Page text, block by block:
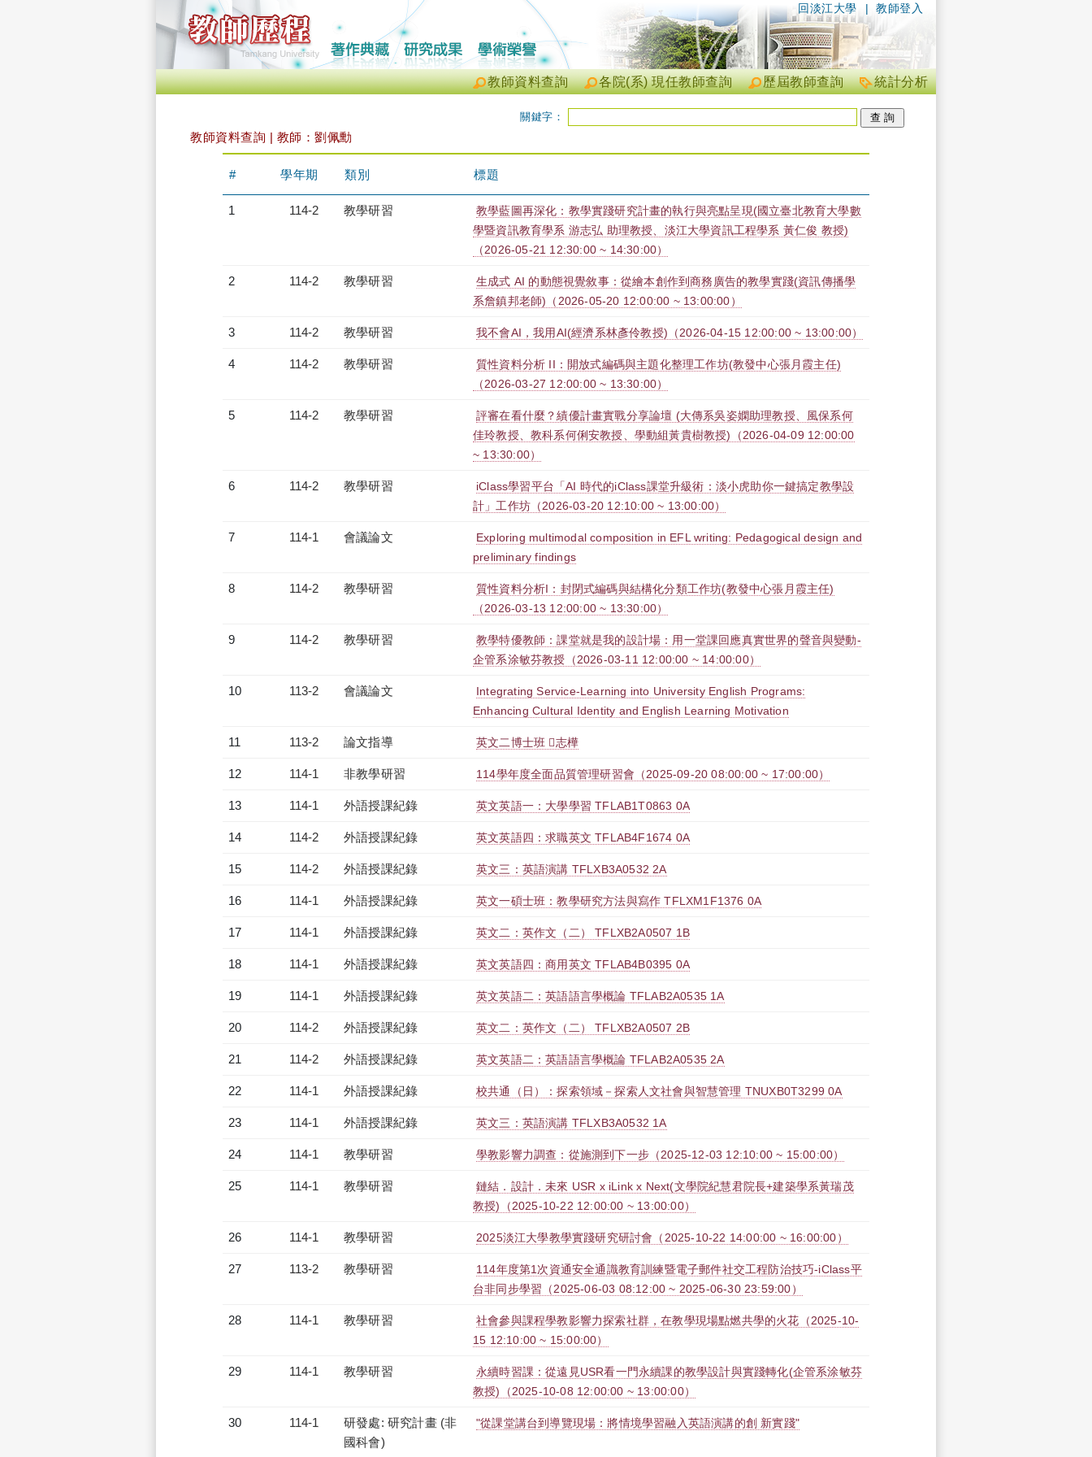
| 教師登入
回淡江大學
統計分析
歷屆教師查詢
各院(系) 現任教師查詢
教師資料查詢
關鍵字：
教師資料查詢 | 教師：劉佩勳
# 學年期 類別 標題
1 114-2 教學研習
教學藍圖再深化：教學實踐研究計畫的執行與亮點呈現(國立臺北教育大學數
學暨資訊教育學系 游志弘 助理教授、淡江大學資訊工程學系 黃仁俊 教授)
（2026-05-21 12:30:00 ~ 14:30:00）
2 114-2 教學研習
生成式 AI 的動態視覺敘事：從繪本創作到商務廣告的教學實踐(資訊傳播學
系詹鎮邦老師)（2026-05-20 12:00:00 ~ 13:00:00）
3 114-2 教學研習 我不會AI，我用AI(經濟系林彥伶教授)（2026-04-15 12:00:00 ~ 13:00:00）
4 114-2 教學研習
質性資料分析 II：開放式編碼與主題化整理工作坊(教發中心張月霞主任)
（2026-03-27 12:00:00 ~ 13:30:00）
5 114-2 教學研習
評審在看什麼？績優計畫實戰分享論壇 (大傳系吳姿嫻助理教授、風保系何
佳玲教授、教科系何俐安教授、學動組黃貴樹教授)（2026-04-09 12:00:00
~ 13:30:00）
6 114-2 教學研習
iClass學習平台「AI 時代的iClass課堂升級術：淡小虎助你一鍵搞定教學設
計」工作坊（2026-03-20 12:10:00 ~ 13:00:00）
7 114-1 會議論文
Exploring multimodal composition in EFL writing: Pedagogical design and
preliminary findings
8 114-2 教學研習
質性資料分析I：封閉式編碼與結構化分類工作坊(教發中心張月霞主任)
（2026-03-13 12:00:00 ~ 13:30:00）
9 114-2 教學研習
教學特優教師：課堂就是我的設計場：用一堂課回應真實世界的聲音與變動-
企管系涂敏芬教授（2026-03-11 12:00:00 ~ 14:00:00）
10 113-2 會議論文
Integrating Service-Learning into University English Programs:
Enhancing Cultural Identity and English Learning Motivation
11 113-2 論文指導 英文二博士班 志樺
12 114-1 非教學研習 114學年度全面品質管理研習會（2025-09-20 08:00:00 ~ 17:00:00）
13 114-1 外語授課紀錄 英文英語一：大學學習 TFLAB1T0863 0A
14 114-2 外語授課紀錄 英文英語四：求職英文 TFLAB4F1674 0A
15 114-2 外語授課紀錄 英文三：英語演講 TFLXB3A0532 2A
16 114-1 外語授課紀錄 英文一碩士班：教學研究方法與寫作 TFLXM1F1376 0A
17 114-1 外語授課紀錄 英文二：英作文（二） TFLXB2A0507 1B
18 114-1 外語授課紀錄 英文英語四：商用英文 TFLAB4B0395 0A
19 114-1 外語授課紀錄 英文英語二：英語語言學概論 TFLAB2A0535 1A
20 114-2 外語授課紀錄 英文二：英作文（二） TFLXB2A0507 2B
21 114-2 外語授課紀錄 英文英語二：英語語言學概論 TFLAB2A0535 2A
22 114-1 外語授課紀錄 校共通（日）：探索領域－探索人文社會與智慧管理 TNUXB0T3299 0A
23 114-1 外語授課紀錄 英文三：英語演講 TFLXB3A0532 1A
24 114-1 教學研習 學教影響力調查：從施測到下一步（2025-12-03 12:10:00 ~ 15:00:00）
25 114-1 教學研習
鏈結．設計．未來 USR x iLink x Next(文學院紀慧君院長+建築學系黃瑞茂
教授)（2025-10-22 12:00:00 ~ 13:00:00）
26 114-1 教學研習 2025淡江大學教學實踐研究研討會（2025-10-22 14:00:00 ~ 16:00:00）
27 113-2 教學研習
114年度第1次資通安全通識教育訓練暨電子郵件社交工程防治技巧-iClass平
台非同步學習（2025-06-03 08:12:00 ~ 2025-06-30 23:59:00）
28 114-1 教學研習
社會參與課程學教影響力探索社群，在教學現場點燃共學的火花（2025-10-
15 12:10:00 ~ 15:00:00）
29 114-1 教學研習
永續時習課：從遠見USR看一門永續課的教學設計與實踐轉化(企管系涂敏芬
教授)（2025-10-08 12:00:00 ~ 13:00:00）
30 114-1
研發處: 研究計畫 (非
國科會)
"從課堂講台到導覽現場：將情境學習融入英語演講的創 新實踐"